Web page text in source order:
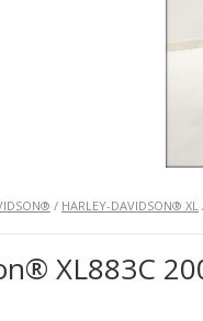
/ HARLEY-DAVIDSON® XL
XL883C